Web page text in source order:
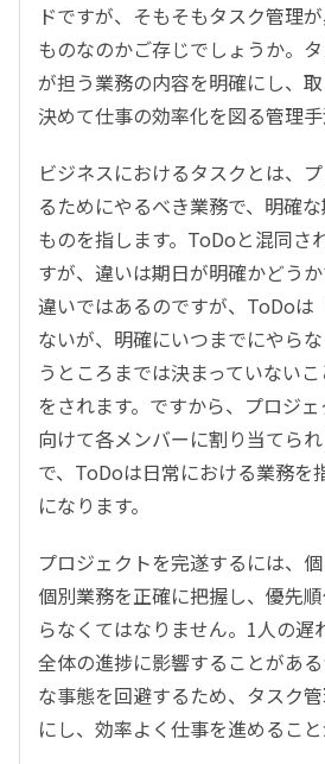
ドですが、そもそもタスク管理
ものなのかご存じでしょうか。
が担う業務の内容を明確にし、
決めて仕事の効率化を図る管理手
ビジネスにおけるタスクとは、
るためにやるべき業務で、明確
ものを指します。ToDoと混同さ
すが、違いは期日が明確かどう
違いではあるのですが、ToDoは
ないが、明確にいつまでにやら
うところまでは決まっていない
をされます。ですから、プロジ
向けて各メンバーに割り当てら
で、ToDoは日常における業務を
になります。
プロジェクトを完遂するには、
個別業務を正確に把握し、優先
らなくてはなりません。1人の遅
全体の進捗に影響することがあ
な事態を回避するため、タスク
にし、効率よく仕事を進めること